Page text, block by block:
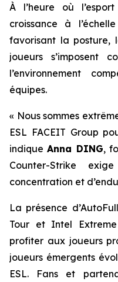
À l’heure où
croissance à
favorisant la posture,
joueurs s’imposent
l’environnement
équipes.
« Nous sommes
ESL FACEIT Group
indiqueAnna DING,
Counter-Strike
concentration et
La présence
Tour et Intel
profiter aux joueurs
joueurs émergents
ESL. Fans et